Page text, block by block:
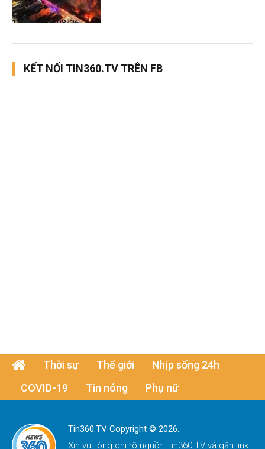
Thời sự
06/08/26, 12:30
KẾT NỐI TIN360.TV TRÊN FB
Thời sự Thế giới
Nhịp sống 24h
COVID-19
Tin nóng Phụ nữ
Tin360.TV Copyright © 2026.
Xin vui lòng ghi rõ nguồn Tin360.TV và gắn link